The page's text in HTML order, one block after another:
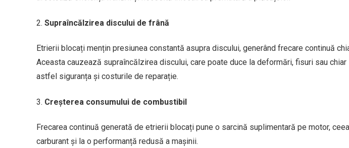
Supraîncălzirea discului de frână
Etrierii blocați mențin presiunea constantă asupra discului, generând frecare continuă
Aceasta cauzează supraîncălzirea discului, care poate duce la deformări, fisuri sau
astfel siguranța și costurile de reparație.
Creșterea consumului de combustibil
Frecarea continuă generată de etrierii blocați pune o sarcină suplimentară pe motor,
carburant și la o performanță redusă a mașinii.